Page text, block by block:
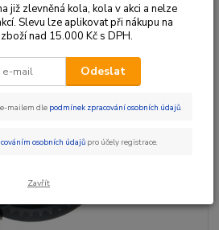
již zlevněná kola, kola v akci a nelze
Slevu lze aplikovat při nákupu na
nad 15.000 Kč s DPH.
Odeslat
mailem dle podmínek zpracování osobních údajů.
osobních údajů pro účely registrace.
Zavřít